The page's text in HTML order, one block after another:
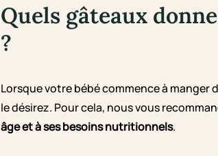
Quels gâteaux
?
Lorsque votre bébé commence à
le désirez. Pour cela, nous vous
âge et à ses besoins nutritionnels.